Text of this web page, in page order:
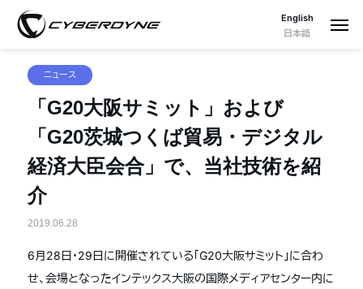
English
日本語
ニュース
「G20大阪サミット」および
「G20茨城つくば貿易・デジタル
経済大臣会合」で、当社技術を紹
介
2019.06.28
6月28日・29日に開催されている「G20大阪サミット」に合わ
せ、会場となったインテックス大阪の国際メディアセンター内に